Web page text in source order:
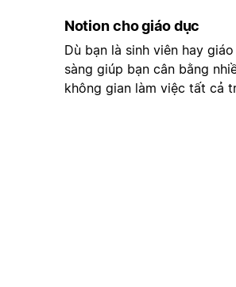
Notion cho giáo dục
Dù bạn là sinh viên hay
sàng giúp bạn cân bằng
không gian làm việc tất cả